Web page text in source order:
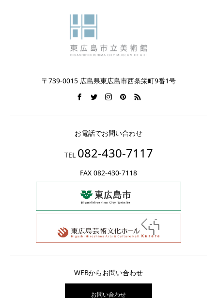
〒739-0015 広島県東広島市西条栄町9番1号
お電話でお問い合わせ
TEL 082-430-7117
FAX 082-430-7118
WEBからお問い合わせ
お問い合わせ